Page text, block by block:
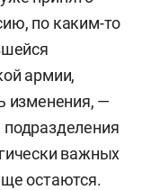
по каким-то
армии,
изменения, —
важных
остаются.